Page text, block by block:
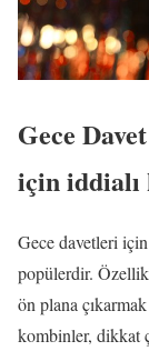
Gece
için
Gece davetleri
popülerdir.
ön plana
kombinler, dikkat